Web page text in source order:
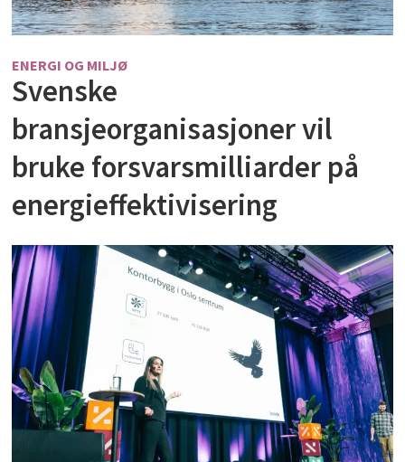
ENERGI OG MILJØ
Svenske
bransjeorganisasjoner vil
bruke forsvarsmilliarder på
energieffektivisering